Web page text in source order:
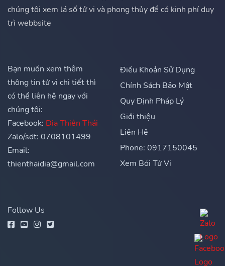
chúng tôi xem lá số tử vi và phong thủy để có kinh phí duy
trì webbsite
Bạn muốn xem thêm
thông tin tử vi chi tiết thì
có thể liên hệ ngay với
chúng tôi:
Facebook: Địa Thiên Thái
Zalo/sdt: 0708101499
Email:
thienthaidia@gmail.com
Điều Khoản Sử Dụng
Chính Sách Bảo Mật
Quy Định Pháp Lý
Giới thiệu
Liên Hệ
Phone: 0917150045
Xem Bói Tử Vi
Follow Us